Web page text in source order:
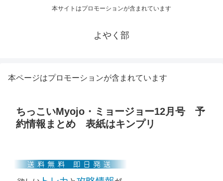
本サイトはプロモーションが含まれています
よやく部
本ページはプロモーションが含まれています
ちっこいMyojo・ミョージョー12月号 予
約情報まとめ 表紙はキンプリ